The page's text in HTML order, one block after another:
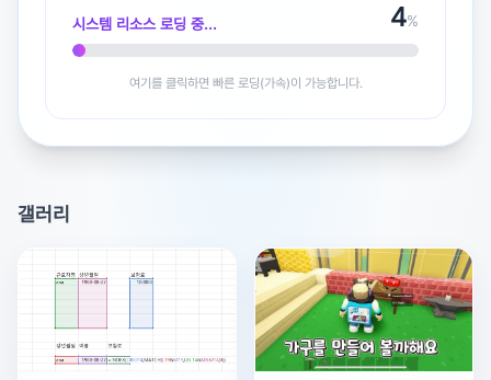
광고 [X]를 누르면 내용이 해제됩니다
시스템 리소스 로딩 중... 5%
여기를 클릭하면 빠른 로딩(가속)이 가능합니다.
갤러리